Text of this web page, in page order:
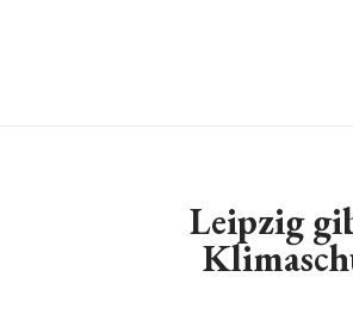
Leipzig